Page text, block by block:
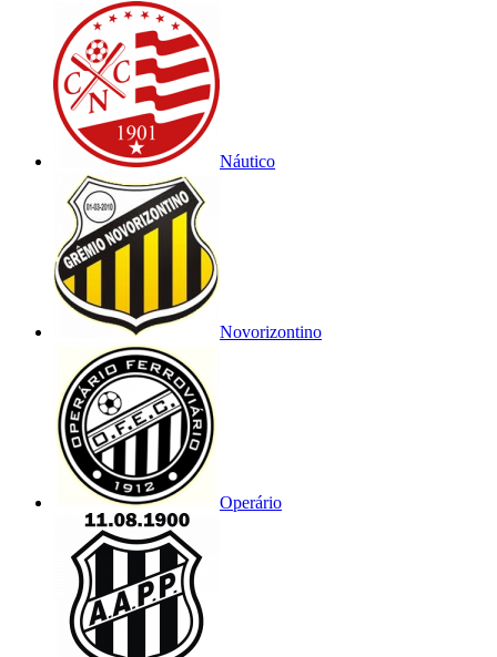
Náutico
Novorizontino
Operário